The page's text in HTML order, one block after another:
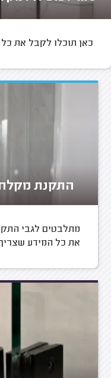
כאן תוכלו לקבל את כל
התקנת
מתלבטים לגבי
את כל המידע